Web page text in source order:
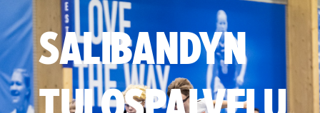
SALIBANDYN